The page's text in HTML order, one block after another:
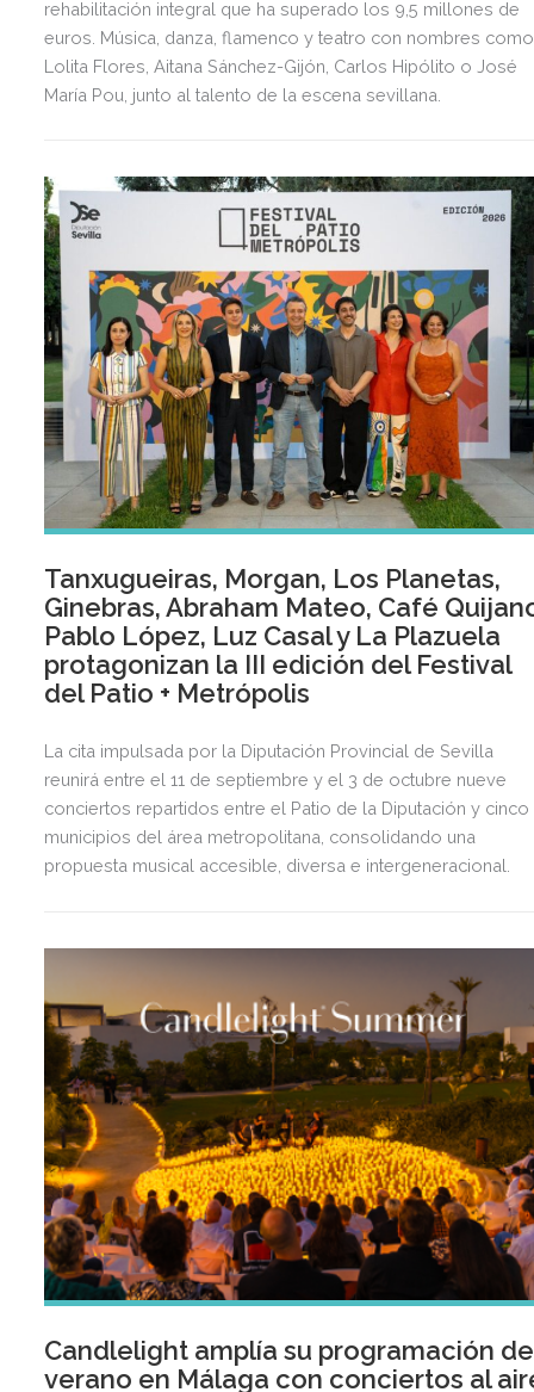
rehabilitación integral que ha superado los 9,5 millones de
euros. Música, danza, flamenco y teatro con nombres
Lolita Flores, Aitana Sánchez-Gijón, Carlos Hipólito o José
María Pou, junto al talento de la escena sevillana.
Tanxugueiras, Morgan, Los Planetas,
Ginebras, Abraham Mateo, Café
Pablo López, Luz Casal y La Plazuela
protagonizan la III edición del Festival
del Patio + Metrópolis
La cita impulsada por la Diputación Provincial de Sevilla
reunirá entre el 11 de septiembre y el 3 de octubre nueve
conciertos repartidos entre el Patio de la Diputación y cinco
municipios del área metropolitana, consolidando una
propuesta musical accesible, diversa e intergeneracional.
Candlelight amplía su programación de
verano en Málaga con conciertos al